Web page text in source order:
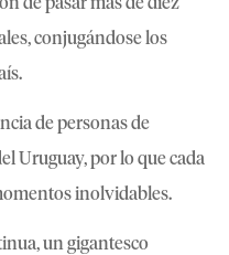
de pasar más de diez
conjugándose los
de personas de
Uruguay, por lo que cada
inolvidables.
un gigantesco